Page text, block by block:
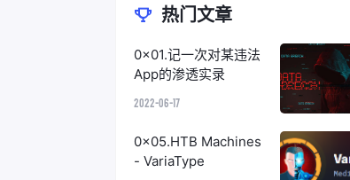
热门文章
0x01.记一次对某违法
App的渗透实录
2022-06-17
0x05.HTB Machines
- VariaType